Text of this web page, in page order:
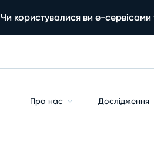
Чи користувалися ви е-сервісами
Про нас Дослідження